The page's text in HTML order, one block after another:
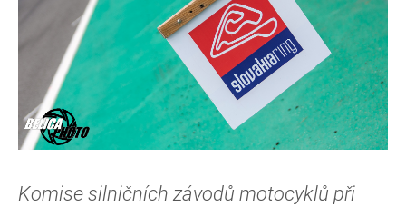
Komise silničních závodů motocyklů při